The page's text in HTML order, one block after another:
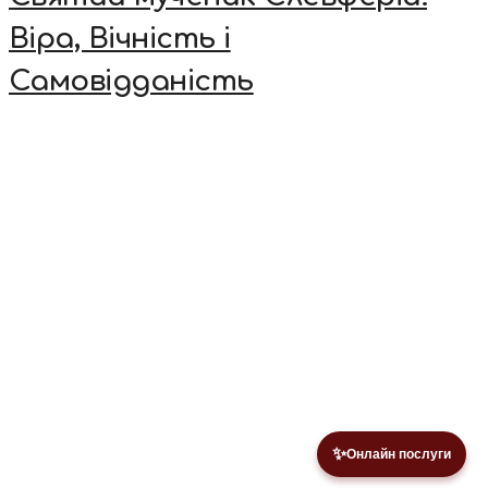
✨Онлайн послуги
Віра, Вічність і
Самовідданість